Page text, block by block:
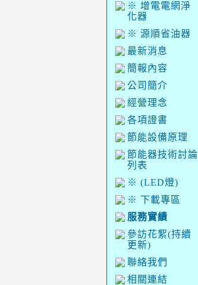
※ 增電電網淨
化器
※ 源順省油器
最新消息
簡報內容
公司簡介
經營理念
各項證書
節能設備原理
節能器技術討論
列表
※ (LED燈)
※ 下載專區
服務實績
參訪花絮(持續
更新)
聯絡我們
相關連結